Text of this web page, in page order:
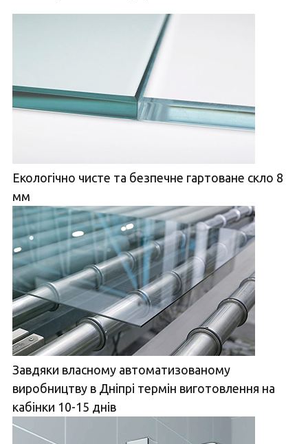
Екологічно чисте та безпечне гартоване скло 8
мм
Завдяки власному автоматизованому
виробництву в Дніпрі термін виготовлення на
кабінки 10-15 днів